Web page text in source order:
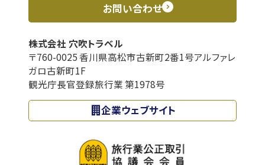
お問い合わせ
株式会社 穴吹トラベル
〒760-0025 香川県高松市古新町2番1号アルファレ
ガロ古新町1F
観光庁長官登録旅行業 第1978号
企業ウェブサイト